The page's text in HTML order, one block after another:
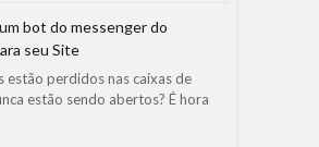
bot do messenger do
seu Site
estão perdidos nas caixas de
estão sendo abertos? É hora